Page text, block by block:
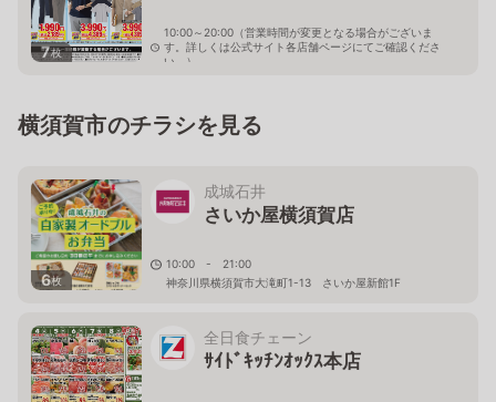
7枚
10:00～20:00（営業時間が変更となる場合がございま
す。詳しくは公式サイト各店舗ページにてご確認くださ
い。）
横須賀市のチラシを見る
6枚
成城石井
さいか屋横須賀店
10:00 - 21:00
神奈川県横須賀市大滝町1-13 さいか屋新館1F
全日食チェーン
ｻｲﾄﾞｷｯﾁﾝｵｯｸｽ本店